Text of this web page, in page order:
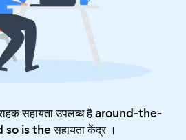
सहायता उपलब्ध है around-the-
so is theसहायता केंद्र।